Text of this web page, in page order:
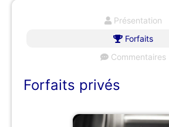
Présentation
Forfaits
Commentaires
Forfaits privés